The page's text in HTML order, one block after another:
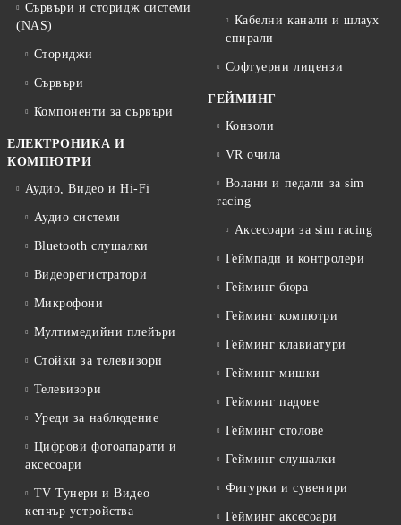
Сървъри и сторидж системи
(NAS)
Сториджи
Сървъри
Компоненти за сървъри
ЕЛЕКТРОНИКА И
КОМПЮТРИ
Аудио, Видео и Hi-Fi
Аудио системи
Bluetooth слушалки
Видеорегистратори
Микрофони
Мултимедийни плейъри
Стойки за телевизори
Телевизори
Уреди за наблюдение
Цифрови фотоапарати и
аксесоари
TV Тунери и Видео
кепчър устройства
Кабелни канали и шлаух
спирали
Софтуерни лицензи
ГЕЙМИНГ
Конзоли
VR очила
Волани и педали за sim
racing
Аксесоари за sim racing
Геймпади и контролери
Гейминг бюра
Гейминг компютри
Гейминг клавиатури
Гейминг мишки
Гейминг падове
Гейминг столове
Гейминг слушалки
Фигурки и сувенири
Гейминг аксесоари